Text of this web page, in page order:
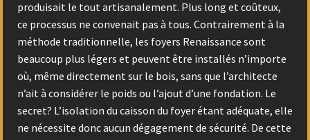
produisait le tout artisanalement. Plus long et coûteux,
ce processus ne convenait pas à tous. Contrairement à la
méthode traditionnelle, les foyers Renaissance sont
beaucoup plus légers et peuvent être installés n’importe
où, même directement sur le bois, sans que l’architecte
n’ait à considérer le poids ou l’ajout d’une fondation. Le
secret? L’isolation du caisson du foyer étant adéquate, elle
ne nécessite donc aucun dégagement de sécurité. De cette